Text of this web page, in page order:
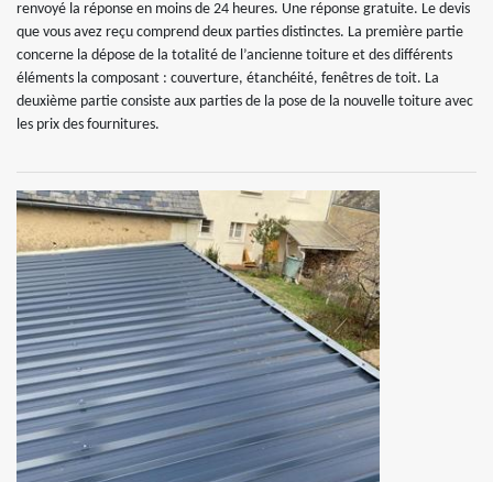
renvoyé la réponse en moins de 24 heures. Une réponse gratuite. Le devis
que vous avez reçu comprend deux parties distinctes. La première partie
concerne la dépose de la totalité de l’ancienne toiture et des différents
éléments la composant : couverture, étanchéité, fenêtres de toit. La
deuxième partie consiste aux parties de la pose de la nouvelle toiture avec
les prix des fournitures.